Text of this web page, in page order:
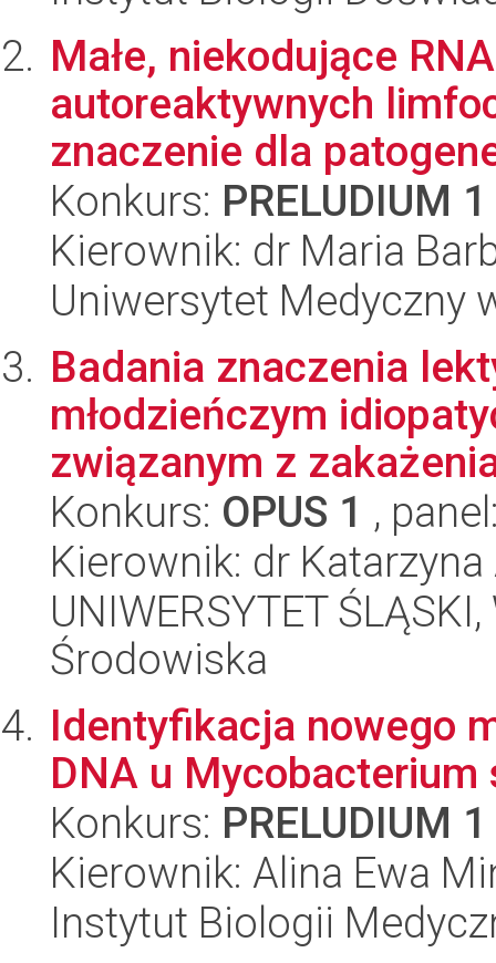
Małe, niekodujące
autoreaktywnych
znaczenie dla
Konkurs: PRELUDIUM 1
Kierownik: dr Maria
Uniwersytet Medyczny
Badania znaczenia
młodzieńczym
związanym z
Konkurs: OPUS 1 ,
Kierownik: dr
UNIWERSYTET
Środowiska
Identyfikacja nowego
DNA u
Konkurs: PRELUDIUM 1
Kierownik: Alina Ewa
Instytut Biologii